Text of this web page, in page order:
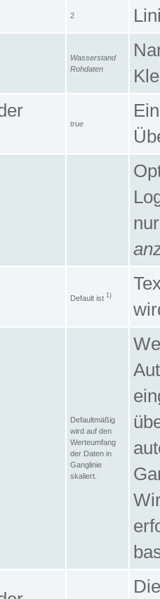
2
Wasserstand
Rohdaten
true
Default ist 1)
Defaultmäßig
wird auf den
Werteumfang
der Daten in
Ganglinie
skaliert.